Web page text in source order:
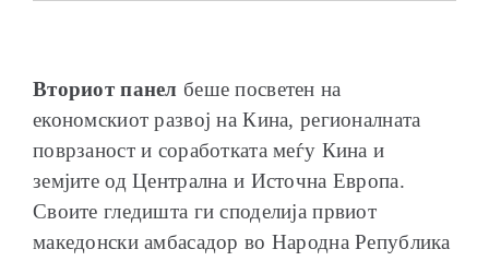
Вториот панел беше посветен на
економскиот развој на Кина, регионалната
поврзаност и соработката меѓу Кина и
земјите од Централна и Источна Европа.
Своите гледишта ги споделија првиот
македонски амбасадор во Народна Република